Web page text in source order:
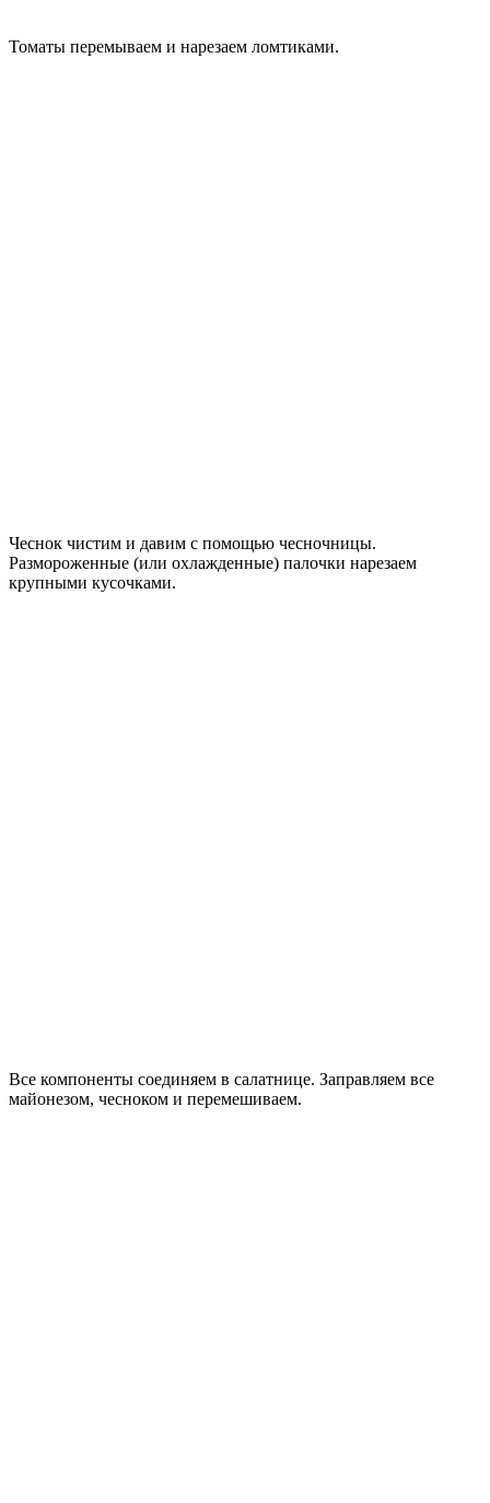
Томаты перемываем и нарезаем ломтиками.
Чеснок чистим и давим с помощью чесночницы.
Размороженные (или охлажденные) палочки нарезаем
крупными кусочками.
Все компоненты соединяем в салатнице. Заправляем все
майонезом, чесноком и перемешиваем.